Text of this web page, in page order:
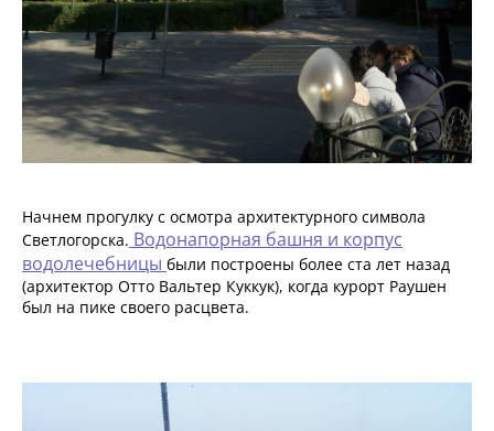
Начнем прогулку с осмотра архитектурного символа
Светлогорска. Водонапорная башня и корпус
водолечебницы были построены более ста лет назад
(архитектор Отто Вальтер Куккук), когда курорт Раушен
был на пике своего расцвета.